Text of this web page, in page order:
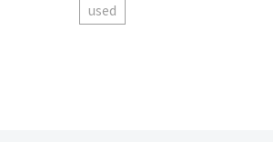
used